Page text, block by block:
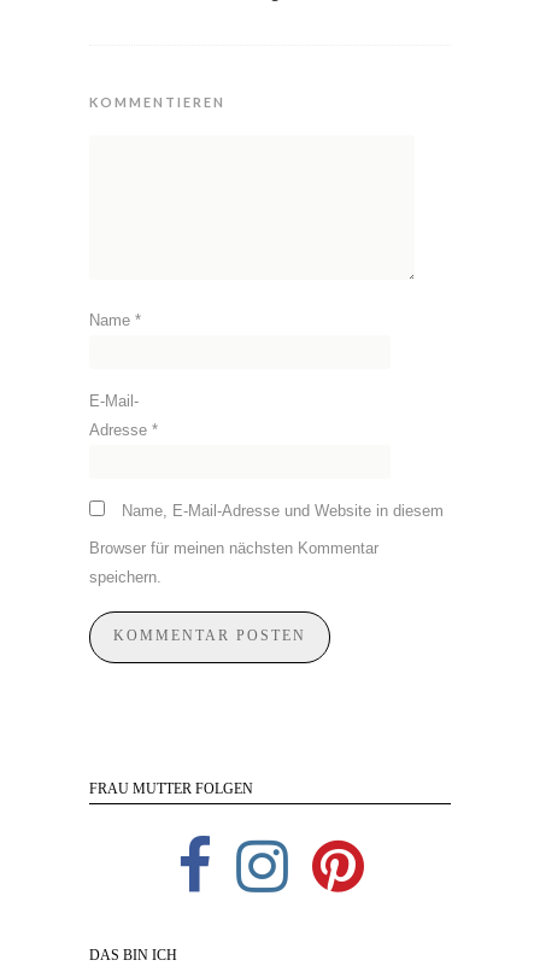
KOMMENTIEREN
Name *
E-Mail-
Adresse *
Name, E-Mail-Adresse und Website in diesem
Browser für meinen nächsten Kommentar
speichern.
FRAU MUTTER FOLGEN
DAS BIN ICH